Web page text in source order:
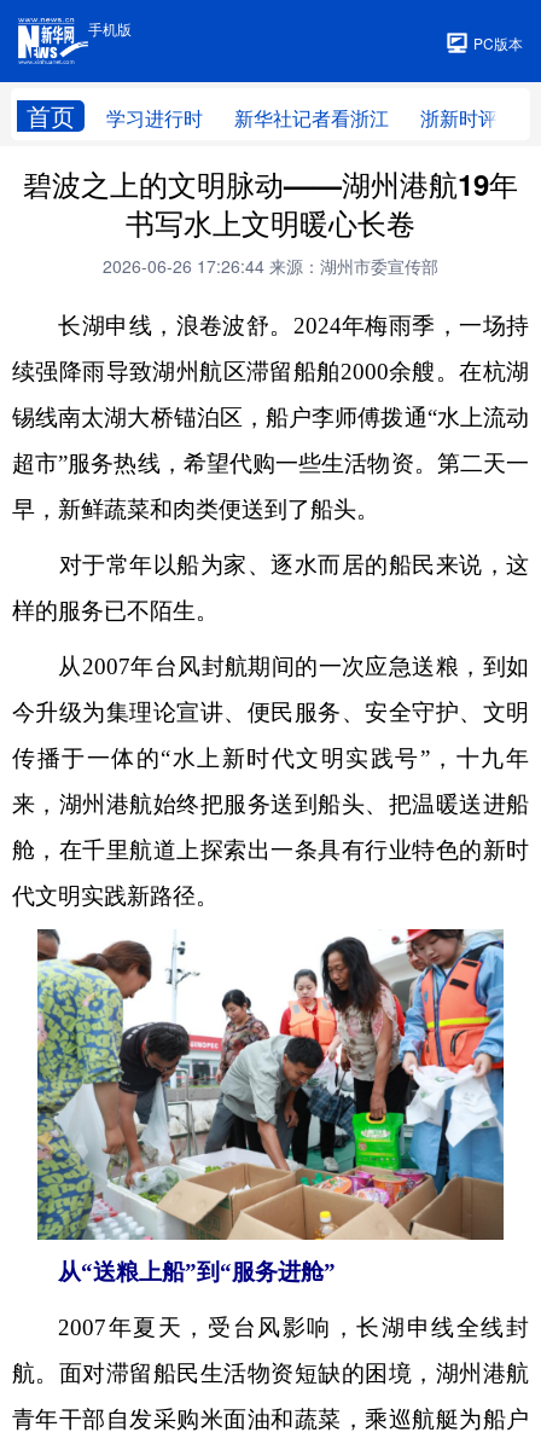
手机版
PC版本
首页 学习进行时 新华社记者看浙江 浙新时评
手机版
碧波之上的文明脉动——湖州港航19年
书写水上文明暖心长卷
2026-06-26 17:26:44 来源：湖州市委宣传部
长湖申线，浪卷波舒。2024年梅雨季，一场持
续强降雨导致湖州航区滞留船舶2000余艘。在杭湖
锡线南太湖大桥锚泊区，船户李师傅拨通“水上流动
超市”服务热线，希望代购一些生活物资。第二天一
早，新鲜蔬菜和肉类便送到了船头。
对于常年以船为家、逐水而居的船民来说，这
样的服务已不陌生。
从2007年台风封航期间的一次应急送粮，到如
今升级为集理论宣讲、便民服务、安全守护、文明
传播于一体的“水上新时代文明实践号”，十九年
来，湖州港航始终把服务送到船头、把温暖送进船
舱，在千里航道上探索出一条具有行业特色的新时
代文明实践新路径。
从“送粮上船”到“服务进舱”
2007年夏天，受台风影响，长湖申线全线封
航。面对滞留船民生活物资短缺的困境，湖州港航
青年干部自发采购米面油和蔬菜，乘巡航艇为船户